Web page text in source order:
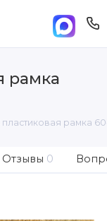
рамка
пластиковая рамка
Отзывы 0